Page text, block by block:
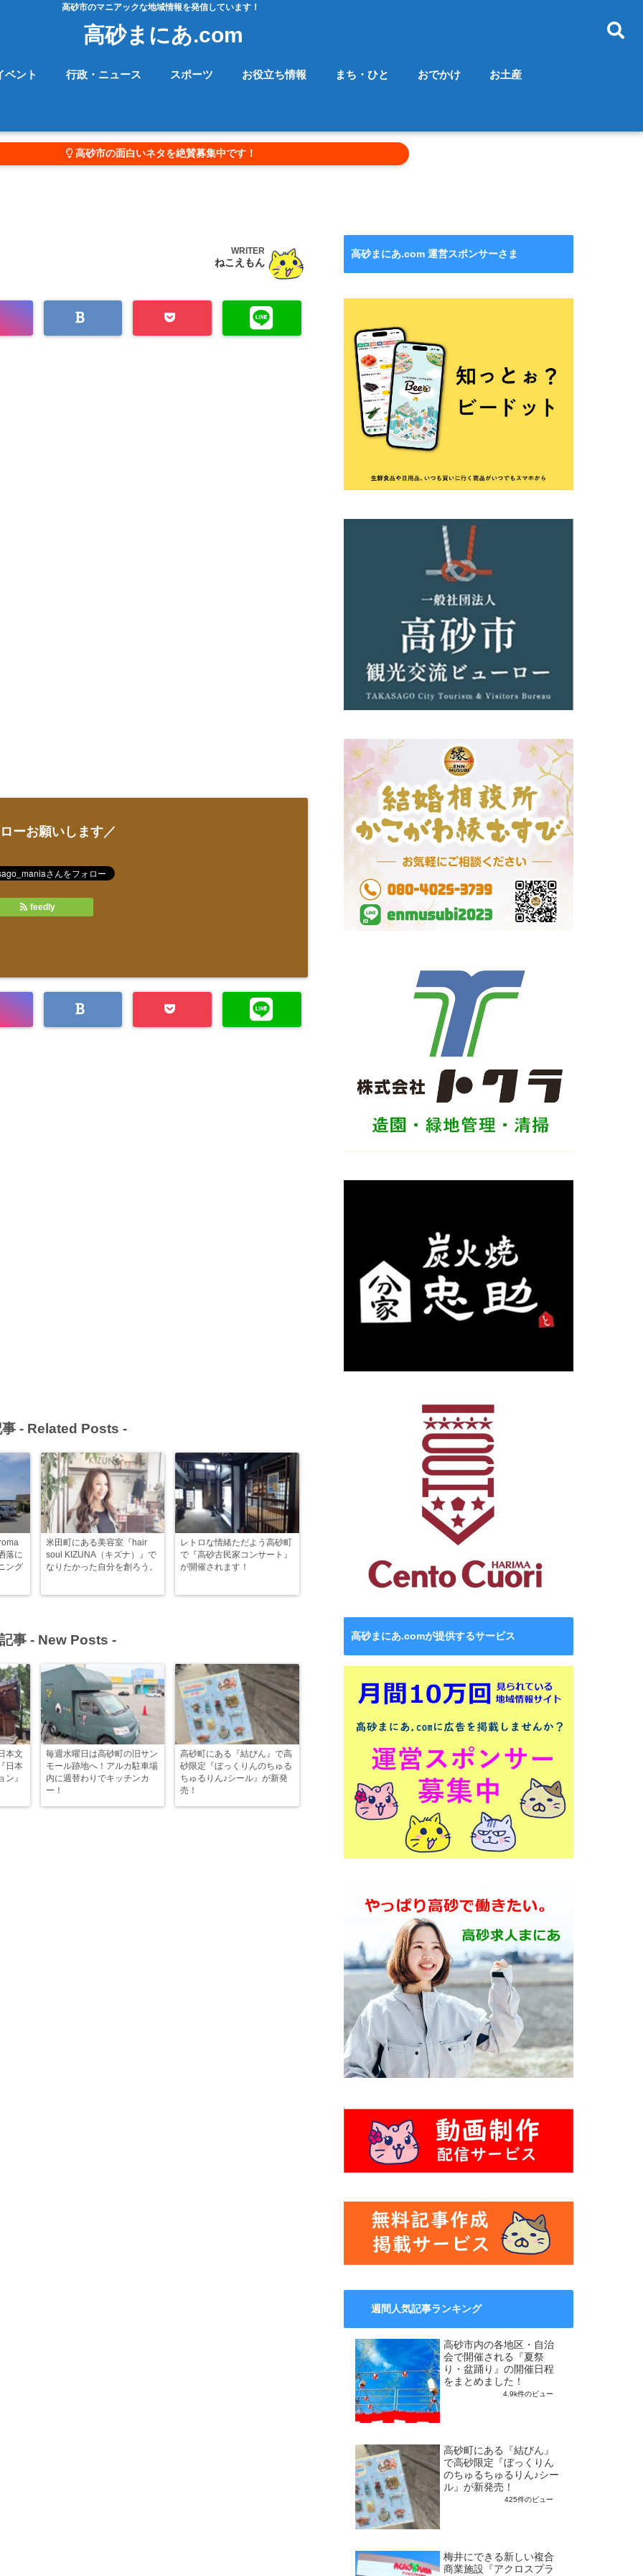
高砂市のマニアックな地域情報を発信しています！
高砂まにあ.com
ベント 行政・ニュース スポーツ お役立ち情報 まち・ひと おでかけ お土産
高砂市の面白いネタを絶賛募集中です！
WRITER
ねこえもん
ーお願いします／
feedly
- Related Posts -
落に
ング
米田町にある美容室『hair
soul KIZUNA（キズナ）』で
なりたかった自分を創ろう。
レトロな情緒ただよう高砂町
で『高砂古民家コンサート』
が開催されます！
事 - New Posts -
本文
日本
』
毎週水曜日は高砂町の旧サン
モール跡地へ！アルカ駐車場
内に週替わりでキッチンカ
ー！
高砂町にある『結びん』で高
砂限定『ぼっくりんのちゅる
ちゅるりん♪シール』が新発
売！
高砂まにあ.com 運営スポンサーさま
高砂まにあ.comが提供するサービス
週間人気記事ランキング
高砂市内の各地区・自治
会で開催される『夏祭
り・盆踊り』の開催日程
をまとめました！
4.9k件のビュー
高砂町にある『結びん』
で高砂限定『ぼっくりん
のちゅるちゅるりん♪シー
ル』が新発売！
425件のビュー
梅井にできる新しい複合
商業施設『アクロスプラ